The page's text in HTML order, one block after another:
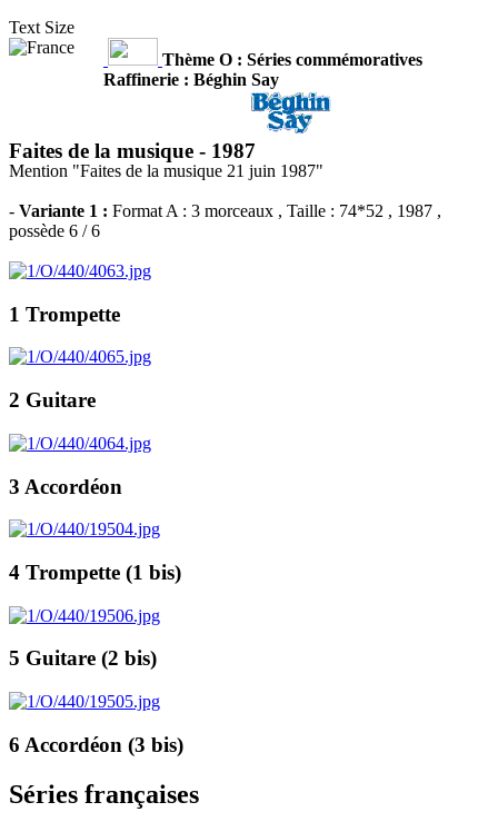
Text Size
Thème O : Séries commémoratives
Raffinerie : Béghin Say
Faites de la musique - 1987
Mention "Faites de la musique 21 juin 1987"
- Variante 1 : Format A : 3 morceaux , Taille : 74*52 , 1987 ,
possède 6 / 6
1 Trompette
2 Guitare
3 Accordéon
4 Trompette (1 bis)
5 Guitare (2 bis)
6 Accordéon (3 bis)
Séries françaises